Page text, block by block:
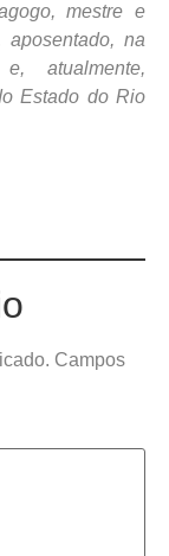
mestre e
aposentado, na
atualmente,
Estado do Rio
Campos